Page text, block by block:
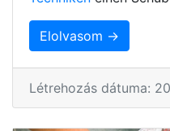
Elolvasom →
Létrehozás dátuma: